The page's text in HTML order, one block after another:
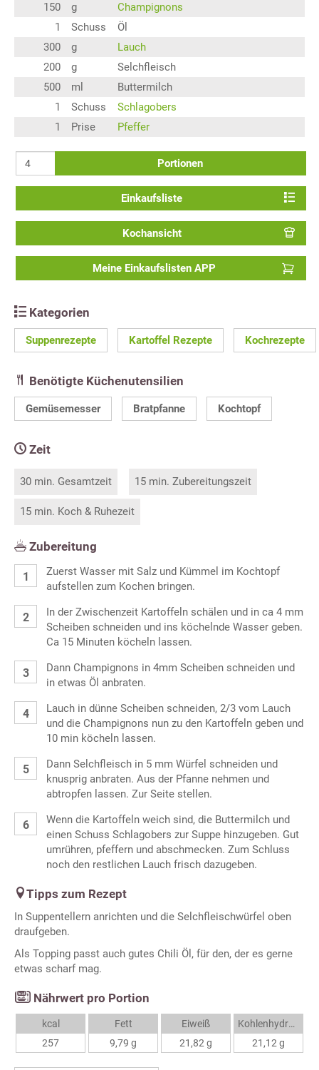
150
g
Champignons
1
Schuss
Öl
300
g
Lauch
200
g
Selchfleisch
500
ml
Buttermilch
1
Schuss
Schlagobers
1
Prise Pfeffer
Portionen
Einkaufsliste
Kochansicht
Meine Einkaufslisten APP
Kategorien
Suppenrezepte Kartoffel Rezepte Kochrezepte
Benötigte Küchenutensilien
Gemüsemesser Bratpfanne Kochtopf
Zeit
30 min. Gesamtzeit 15 min. Zubereitungszeit
15 min. Koch & Ruhezeit
Zubereitung
Zuerst Wasser mit Salz und Kümmel im Kochtopf
aufstellen zum Kochen bringen.
In der Zwischenzeit Kartoffeln schälen und in ca 4 mm
Scheiben schneiden und ins köchelnde Wasser geben.
Ca 15 Minuten köcheln lassen.
Dann Champignons in 4mm Scheiben schneiden und
in etwas Öl anbraten.
Lauch in dünne Scheiben schneiden, 2/3 vom Lauch
und die Champignons nun zu den Kartoffeln geben und
10 min köcheln lassen.
Dann Selchfleisch in 5 mm Würfel schneiden und
knusprig anbraten. Aus der Pfanne nehmen und
abtropfen lassen. Zur Seite stellen.
Wenn die Kartoffeln weich sind, die Buttermilch und
einen Schuss Schlagobers zur Suppe hinzugeben. Gut
umrühren, pfeffern und abschmecken. Zum Schluss
noch den restlichen Lauch frisch dazugeben.
Tipps zum Rezept
In Suppentellern anrichten und die Selchfleischwürfel oben
draufgeben.
Als Topping passt auch gutes Chili Öl, für den, der es gerne
etwas scharf mag.
Nährwert pro Portion
kcal
257
Fett
9,79 g
Eiweiß
21,82 g
Kohlenhydrate
21,12 g